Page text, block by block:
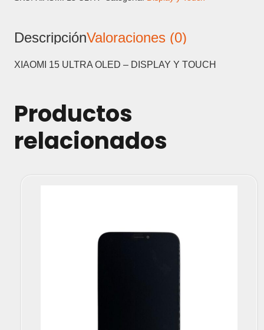
Y
cantidad
DescripciónValoraciones (0)
XIAOMI 15 ULTRA OLED – DISPLAY Y TOUCH
Productos
relacionados